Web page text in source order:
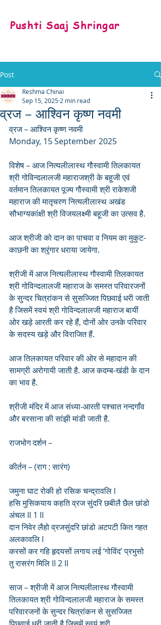
Pushti Saaj Shringar
Post
व्रज – आश्विन कृष्ण नवमी
Reshma Chinai
Sep 15, 2025 2 min read
व्रज – आश्विन कृष्ण नवमी
Monday, 15 September 2025
विशेष – आज नित्यलीलास्थ गौस्वामी तिलकायत
श्री गोविन्दलालजी महाराजश्री के बहूजी एवं
वर्तमान तिलकायत पूज्य गौस्वामी श्री राकेशजी
महाराज की मातृचरण नित्यलीलास्थ अखंड
सौभाग्यकांक्षी श्री विजयलक्ष्मी बहूजी का उत्सव है.
आज श्रीजी को दान का पाचवा व नियम का मुकुट-
काछनी का श्रृंगार धराया जायेगा.
श्रीजी में आज नित्यलीलास्थ गौस्वामी तिलकायत
श्री गोविन्दलालजी महाराज के समस्त परिवारजनों
के सुन्दर चित्रांकन से सुसज्जित पिछवाई धरी जाती
है जिसमें स्वयं श्री गोविन्दलालजी महाराज बायीं
ओर खड़े आरती कर रहे हैं, दोनों ओर उनके परिवार
के सदस्य खड़े और विराजित हैं.
आज तिलकायत परिवार की ओर से महादान की
सामग्री अरोगायी जाती है. आज कदम्ब-खंडी के दान
का भाव है.
श्रीजी मंदिर में आज संध्या-आरती पश्चात नन्दगाँव
और बरसाना की सांझी मांडी जाती है.
राजभोग दर्शन –
कीर्तन – (राग : सारंग)
जमुना घाट रोकी हो रसिक चन्द्रावलि l
हसि मुसिकयाय कहति व्रज सुंदरि छबीलै छैल छांडो
अंचल ll 1 ll
दान निवेर लैहो व्रजसुंदरि छांडो अटपटी कित गहत
अलकावलि l
करसों कर गहि हृदयसों लगाय लई ‘गोविंद’ प्रभुसो
तु रासरंग मिलि ll 2 ll
साज – श्रीजी में आज नित्यलीलास्थ गौस्वामी
तिलकायत श्री गोविन्दलालजी महाराज के समस्त
परिवारजनों के सुन्दर चित्रांकन से सुसज्जित